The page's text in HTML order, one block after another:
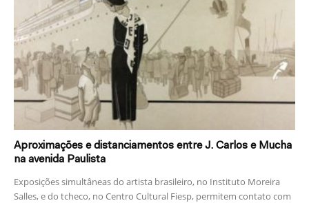
Aproximações e distanciamentos entre J. Carlos e Mucha
na avenida Paulista
Exposições simultâneas do artista brasileiro, no Instituto Moreira
Salles, e do tcheco, no Centro Cultural Fiesp, permitem contato com